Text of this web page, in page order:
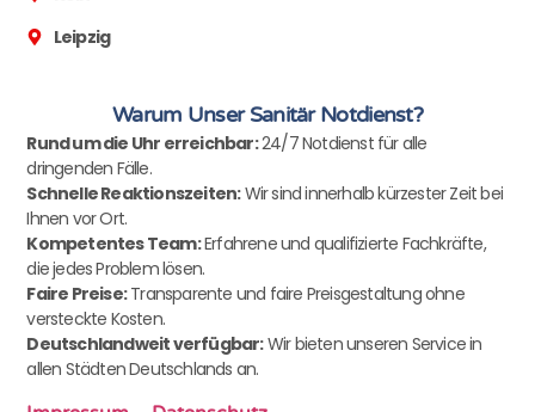
Leipzig
Warum Unser Sanitär Notdienst?
Rund um die Uhr erreichbar:24/7 Notdienst für alle
dringenden Fälle.
Schnelle Reaktionszeiten:Wir sind innerhalb kürzester Zeit bei
Ihnen vor Ort.
Kompetentes Team:Erfahrene und qualifizierte Fachkräfte,
die jedes Problem lösen.
Faire Preise:Transparente und faire Preisgestaltung ohne
versteckte Kosten.
Deutschlandweit verfügbar:Wir bieten unseren Service in
allen Städten Deutschlands an.